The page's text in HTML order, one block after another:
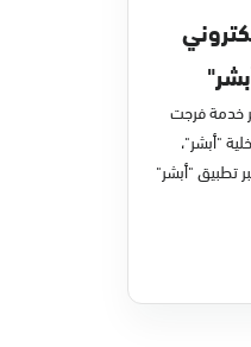
خدمة فرجت
"أبشر"،
تطبيق "أبشر"